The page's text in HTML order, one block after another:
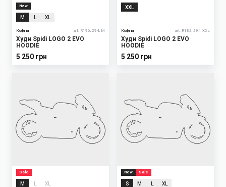
New
M XL
Кофты art. R196, 294, M
Худи Spidi LOGO 2 EVO
HOODIE
5 250 грн
XXL
Кофты art. R182, 294, XXL
Худи Spidi LOGO 2 EVO
HOODIE
5 250 грн
Sale
M XL
New Sale
S M XL